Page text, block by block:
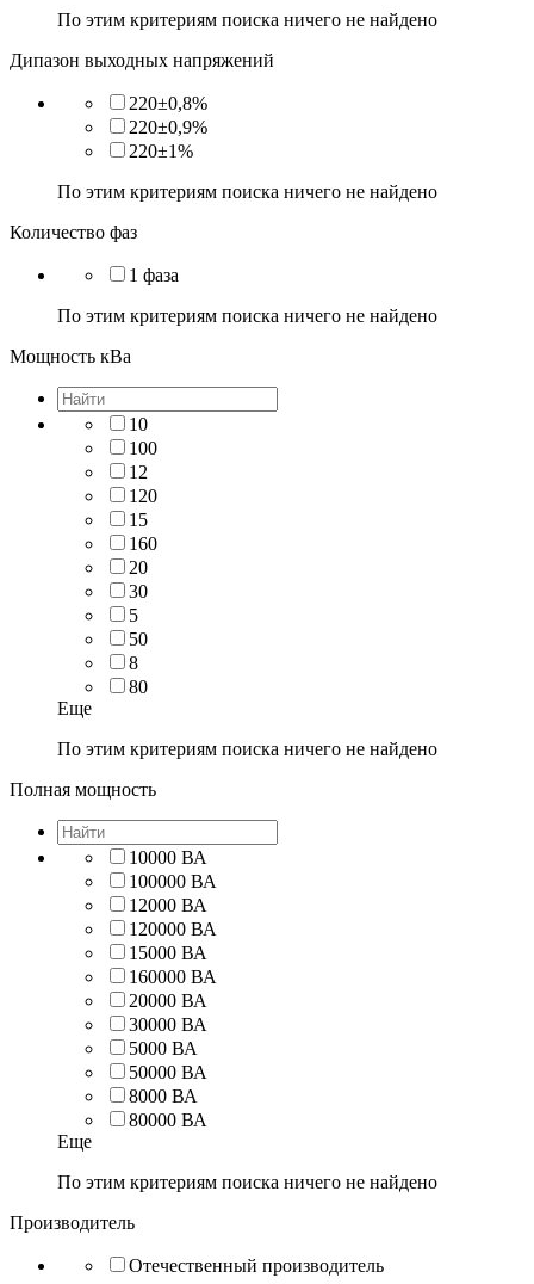
По этим критериям поиска ничего не найдено
Дипазон выходных напряжений
220±0,8%
220±0,9%
220±1%
По этим критериям поиска ничего не найдено
Количество фаз
1 фаза
По этим критериям поиска ничего не найдено
Мощность кВа
10
100
12
120
15
160
20
30
5
50
8
80
Еще
По этим критериям поиска ничего не найдено
Полная мощность
10000 ВА
100000 ВА
12000 ВА
120000 ВА
15000 ВА
160000 ВА
20000 ВА
30000 ВА
5000 ВА
50000 ВА
8000 ВА
80000 ВА
Еще
По этим критериям поиска ничего не найдено
Производитель
Отечественный производитель